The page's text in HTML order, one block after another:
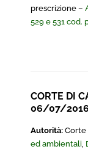
prescrizione –
529 e 531 cod.
CORTE DI
06/07/2016
Autorità: Corte
ed ambientali,